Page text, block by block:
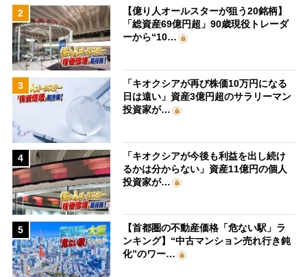
2
【億り人オールスターが狙う20銘柄】
「総資産69億円超」90歳現役トレーダ
ーから“10…
3
「キオクシアが再び株価10万円になる
日は遠い」資産3億円超のサラリーマン
投資家が…
4
「キオクシアが今後も利益を出し続け
るかは分からない」資産11億円の個人
投資家が…
5
【首都圏の不動産価格「危ない駅」ラ
ンキング】“中古マンション売れ行き鈍
化”のワー…